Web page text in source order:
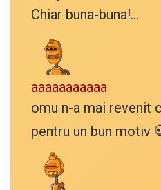
Chiar buna-buna!...
aaaaaaaaaaa
omu n-a mai revenit
pentru un bun motiv